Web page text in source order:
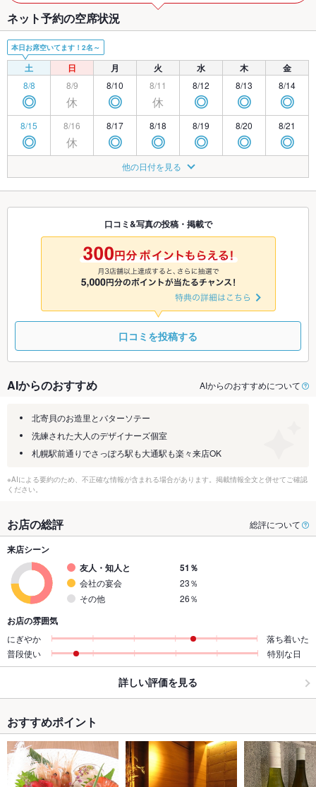
ネット予約の空席状況
本日お席空いてます！2名～
土 日 月 火 水 木 金
8/8
◎
8/9
休
8/10
◎
8/11
休
8/12
◎
8/13
◎
8/14
◎
8/15
◎
8/16
休
8/17
◎
8/18
◎
8/19
◎
8/20
◎
8/21
◎
◎ 休
8/24
◎
8/25
◎
8/26
◎ ◎ ◎
8/29 8/30 8/31
◎
9/1
◎
9/2
◎
9/3 9/4
9/7
◎ ◎ ◎ ◎
他の日付を見る
口コミ&写真の投稿・掲載で
口コミを投稿する
AIからのおすすめ AIからのおすすめについて
北寄貝のお造里とバターソテー
洗練された大人のデザイナーズ個室
札幌駅前通りでさっぽろ駅も大通駅も楽々来店OK
※AIによる要約のため、不正確な情報が含まれる場合があります。掲載情報全文と併せてご確認
ください。
お店の総評 総評について
来店シーン
友人・知人と
51％
会社の宴会
23％
その他
26％
お店の雰囲気
にぎやか
落ち着いた
普段使い
特別な日
詳しい評価を見る
おすすめポイント